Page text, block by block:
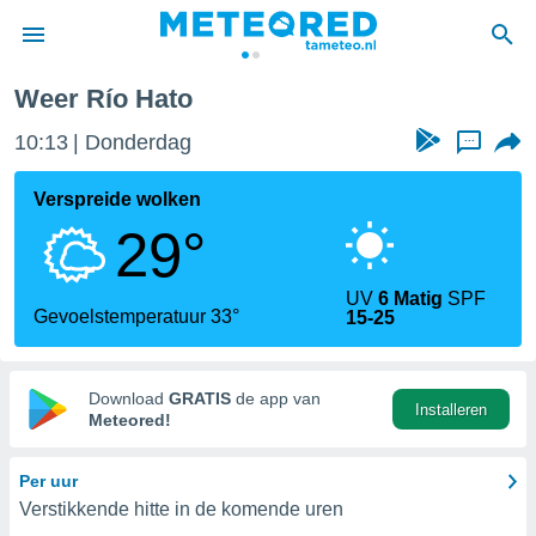
door
verstrekte
hoge
hebt de
voor
op basis
Weer Río Hato
10:13 Donderdag ...
Verspreide wolken
29°
Gevoelstemperatuur 33°
UV6 Matig SPF
15-25
Download GRATIS de app van
Meteored!
Installeren
Per uur
Verstikkende hitte in de komende uren